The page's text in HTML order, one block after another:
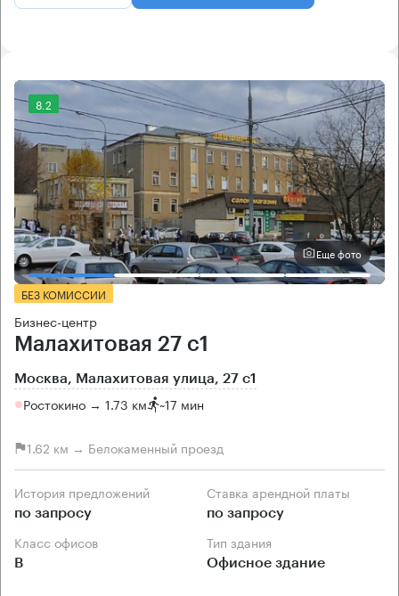
8.2
Еще фото
БЕЗ КОМИССИИ
Бизнес-центр
Малахитовая 27 с1
Москва, Малахитовая улица, 27 с1
Ростокино → 1.73 км ~17 мин
1.62 км → Белокаменный проезд
История предложений
по запросу
Ставка арендной платы
по запросу
Класс офисов
B
Тип здания
Офисное здание